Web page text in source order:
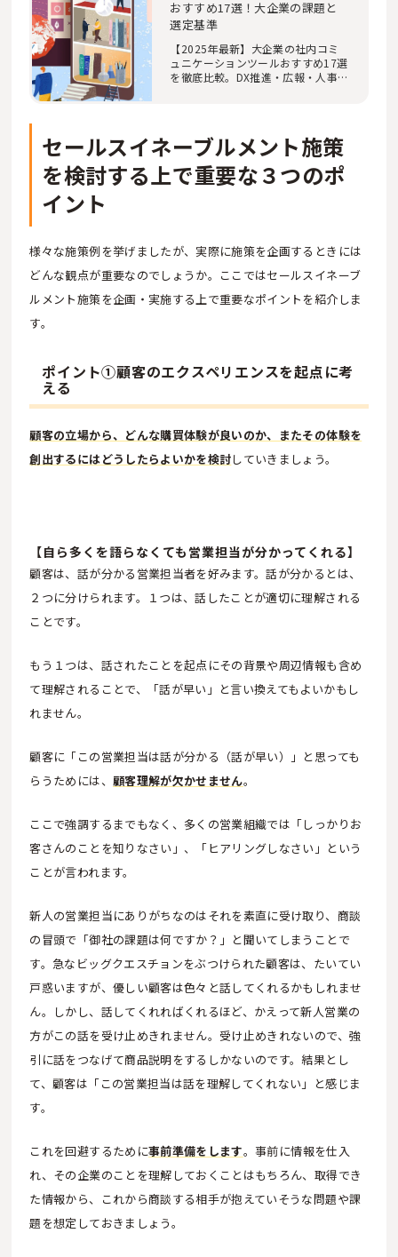
おすすめ17選！大企業の課題と
選定基準
【2025年最新】大企業の社内コミ
ュニケーションツールおすすめ17選
を徹底比較。DX推進・広報・人事
セールスイネーブルメント施策
を検討する上で重要な３つのポ
イント
様々な施策例を挙げましたが、実際に施策を企画するときには
どんな観点が重要なのでしょうか。ここではセールスイネーブ
ルメント施策を企画・実施する上で重要なポイントを紹介しま
す。
ポイント①顧客のエクスペリエンスを起点に考
える
顧客の立場から、どんな購買体験が良いのか、またその体験を
創出するにはどうしたらよいかを検討していきましょう。
【自ら多くを語らなくても営業担当が分かってくれる】
顧客は、話が分かる営業担当者を好みます。話が分かるとは、
２つに分けられます。１つは、話したことが適切に理解される
ことです。
もう１つは、話されたことを起点にその背景や周辺情報も含め
て理解されることで、「話が早い」と言い換えてもよいかもし
れません。
顧客に「この営業担当は話が分かる（話が早い）」と思っても
らうためには、 顧客理解が欠かせません。
ここで強調するまでもなく、多くの営業組織では「しっかりお
客さんのことを知りなさい」、「ヒアリングしなさい」という
ことが言われます。
新人の営業担当にありがちなのはそれを素直に受け取り、商談
の冒頭で「御社の課題は何ですか？」と聞いてしまうことで
す。急なビッグクエスチョンをぶつけられた顧客は、たいてい
戸惑いますが、優しい顧客は色々と話してくれるかもしれませ
ん。しかし、話してくれればくれるほど、かえって新人営業の
方がこの話を受け止めきれません。受け止めきれないので、強
引に話をつなげて商品説明をするしかないのです。結果とし
て、顧客は「この営業担当は話を理解してくれない」と感じま
す。
これを回避するために事前準備をします。事前に情報を仕入
れ、その企業のことを理解しておくことはもちろん、取得でき
た情報から、これから商談する相手が抱えていそうな問題や課
題を想定しておきましょう。